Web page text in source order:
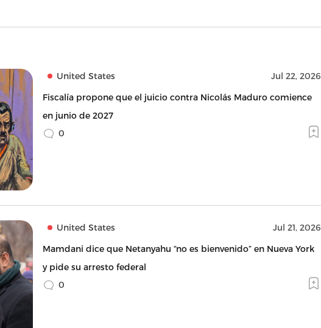
United States Jul 22, 2026
Fiscalía propone que el juicio contra Nicolás Maduro comience
en junio de 2027
0
United States Jul 21, 2026
Mamdani dice que Netanyahu “no es bienvenido” en Nueva York
y pide su arresto federal
0